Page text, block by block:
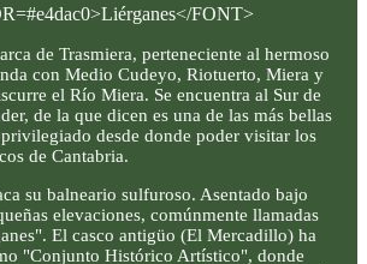
de Trasmiera, perteneciente al hermoso
con Medio Cudeyo, Riotuerto, Miera y
el Río Miera. Se encuentra al Sur de
de la que dicen es una de las más bellas
desde donde poder visitar los
de Cantabria.
su balneario sulfuroso. Asentado bajo
elevaciones, comúnmente llamadas
El casco antigüo (El Mercadillo) ha
"Conjunto Histórico Artístico", donde